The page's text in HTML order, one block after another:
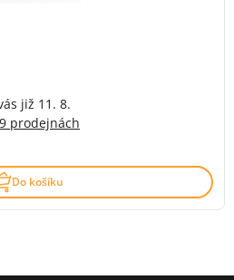
již 11. 8.
prodejnách
Do košíku